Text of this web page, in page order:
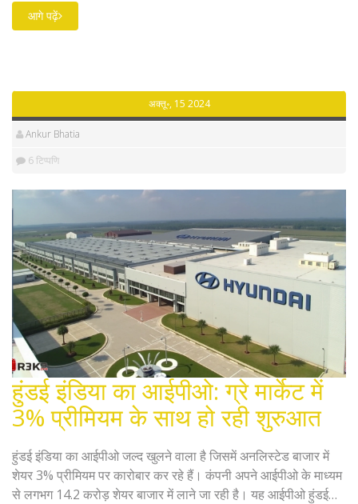
इसे ब्रोकरेज फर्मों से 'सब्सक्राइब' रेटिंग दिलाई है। इस IPO का उद्देश्य
सोलर उत्पादों में विस्तार और नवाचार को बढ़ावा देना है।
आगे पढ़ें
अक्तू॰, 15 2024
Ankur Bhatia
6 टिप्पणि
हुंडई इंडिया का आईपीओ: ग्रे मार्केट में
3% प्रीमियम के साथ हो रही शुरुआत
हुंडई इंडिया का आईपीओ जल्द खुलने वाला है जिसमें अनलिस्टेड बाजार में
शेयर 3% प्रीमियम पर कारोबार कर रहे हैं। कंपनी अपने आईपीओ के माध्यम
से लगभग 14.2 करोड़ शेयर बाजार में लाने जा रही है। यह आईपीओ हुंडई